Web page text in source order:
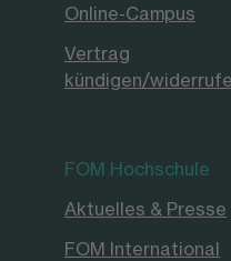
Online-Campus
Vertrag
kündigen/
FOM Hochschule
Aktuelles & Presse
FOM International